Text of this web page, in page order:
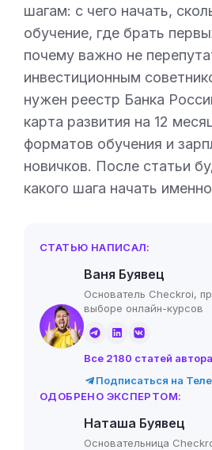
шагам: с чего начать,
обучение, где брать
почему важно не
инвестиционным
нужен реестр Банка
карта развития на 12
форматов обучения и
новичков. После статьи
какого шага начать
СТАТЬЮ НАПИСАЛ:
Ваня Буявец
Основатель Checkroi,
выборе онлайн-курсов
Все 2180 статей автора
Подписаться на
ОДОБРЕНО ЭКСПЕРТОМ:
Наташа Буявец
Основательница